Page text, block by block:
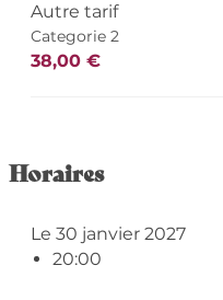
Autre tarif
Categorie 2
38,00 €
Horaires
Le 30 janvier 2027
20:00